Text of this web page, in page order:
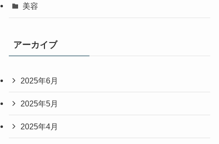
美容
アーカイブ
2025年6月
2025年5月
2025年4月